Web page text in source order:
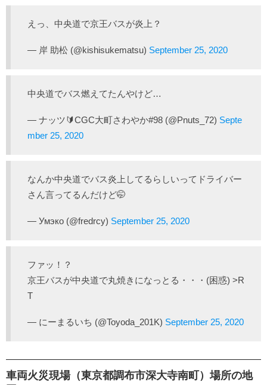
えっ、中央道で京王バスが炎上？
— 岸 助松 (@kishisukematsu) September 25, 2020
中央道でバス燃えてたんやけど…
— ナッツ🔰CGC大町さわやか#98 (@Pnuts_72) Septe
mber 25, 2020
なんか中央道でバス炎上してるらしいってドライバー
さん言ってるんだけど🤭
— Умэко (@fredrcy) September 25, 2020
ファッ！？
京王バスが中央道で丸焼きになっとる・・・(困惑) >R
T
— にーまるいち (@Toyoda_201K) September 25, 2020
車両火災現場（東京都調布市深大寺南町）場所の地